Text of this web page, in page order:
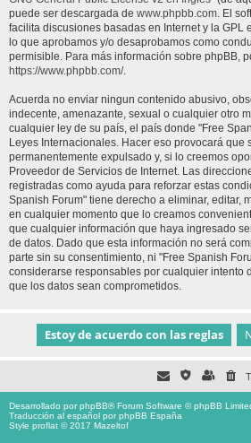
puede ser descargada de www.phpbb.com. El
facilita discusiones basadas en Internet y la GPL
lo que aprobamos y/o desaprobamos como
permisible. Para más información sobre phpBB,
https://www.phpbb.com/.
Acuerda no enviar ningun contenido abusivo,
indecente, amenazante, sexual o cualquier otro
cualquier ley de su país, el país donde "Free
Leyes Internacionales. Hacer eso provocará que
permanentemente expulsado y, si lo creemos
Proveedor de Servicios de Internet. Las
registradas como ayuda para reforzar estas
Spanish Forum" tiene derecho a eliminar, editar,
en cualquier momento que lo creamos
que cualquier información que haya ingresado
de datos. Dado que esta información no será
parte sin su consentimiento, ni "Free Spanish
considerarse responsables por cualquier intento
que los datos sean comprometidos.
Desarrollado porphpBB® Forum Software © phpBB
Traducción al español porphpBB España
Style proflat © 2017 Mazeltof